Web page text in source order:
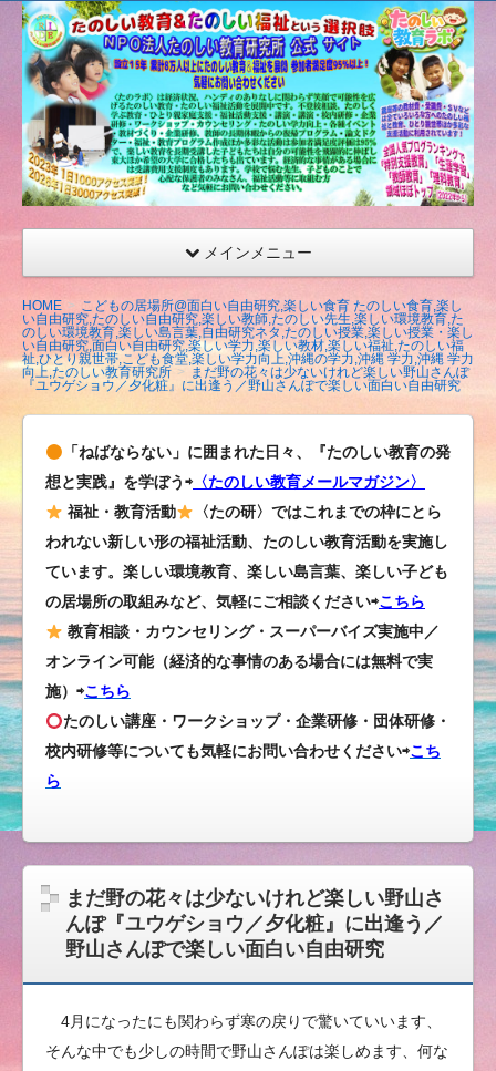
たの
しい
教育
研究
所
（沖
縄）
公式
ト
メインメニュー
HOME
こどもの居場所@面白い自由研究,楽しい食育 たのしい食育,楽し
い自由研究,たのしい自由研究,楽しい教師,たのしい先生,楽しい環境教育,た
のしい環境教育,楽しい島言葉,自由研究ネタ,たのしい授業,楽しい授業・楽し
い自由研究,面白い自由研究,楽しい学力,楽しい教材,楽しい福祉,たのしい福
祉,ひとり親世帯,こども食堂,楽しい学力向上,沖縄の学力,沖縄 学力,沖縄 学力
向上,たのしい教育研究所
まだ野の花々は少ないけれど楽しい野山さんぽ
『ユウゲショウ／夕化粧』に出逢う／野山さんぽで楽しい面白い自由研究
「ねばならない」に囲まれた日々、『たのしい教育の発
想と実践』を学ぼう⇨ 〈たのしい教育メールマガジン〉
福祉・教育活動
〈たの研〉ではこれまでの枠にとら
われない新しい形の福祉活動、たのしい教育活動を実施し
ています。楽しい環境教育、楽しい島言葉、楽しい子ども
の居場所の取組みなど、気軽にご相談ください⇨こちら
教育相談・カウンセリング・スーパーバイズ実施中／
オンライン可能（経済的な事情のある場合には無料で実
施）⇨こちら
たのしい講座・ワークショップ・企業研修・団体研修・
校内研修等についても気軽にお問い合わせください⇨こち
ら
まだ野の花々は少ないけれど楽しい野山さ
んぽ『ユウゲショウ／夕化粧』に出逢う／
野山さんぽで楽しい面白い自由研究
4月になったにも関わらず寒の戻りで驚いていいます、
そんな中でも少しの時間で野山さんぽは楽しめます、何な